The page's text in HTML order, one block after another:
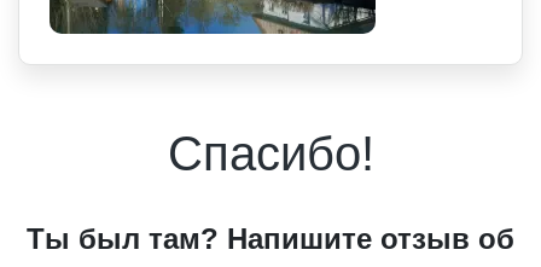
Спасибо!
Ты был там? Напишите отзыв об